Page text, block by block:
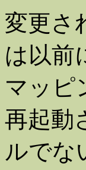
変更さ
は以前
マッピ
再起動
ルでな